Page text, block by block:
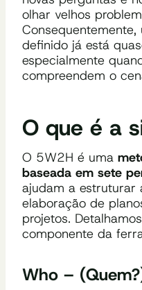
olhar velhos
definido já está
especialmente
compreendem o
O que é a
O 5W2H é uma
baseada em sete
ajudam a estruturar
elaboração de
projetos.
componente da
Who –